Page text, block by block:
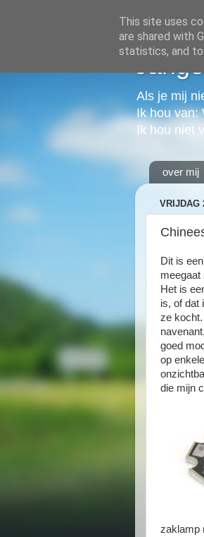
Als je mij
Ik hou van:
Ik hou niet
over mij
VRIJDAG
Dit is
meegaat
Het is
is, of dat
ze
goed
op
die mijn
zaklamp
This site uses
are shared with
statistics, and